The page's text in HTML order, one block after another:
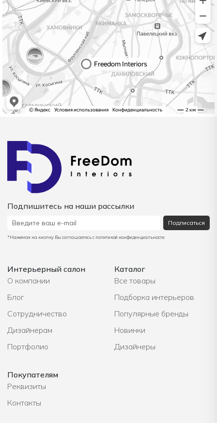
Интерьерный салон
О компании
Блог
Сотрудничество
Дизайнерам
Портфолио
Каталог
Все товары
Подборка интерьеров
Популярные бренды
Новинки
Дизайнеры
Покупателям
Реквизиты
Контакты
Подпишитесь на наши рассылки
Подписаться
*Нажимая на кнопку Вы соглашаетесь с политикой конфиденциальности